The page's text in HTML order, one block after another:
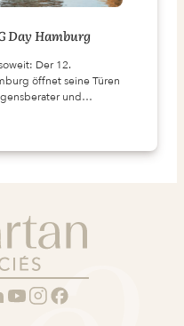
Day Hamburg
Der 12.
öffnet seine Türen
und…